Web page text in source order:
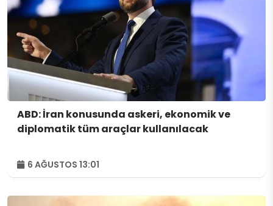
ABD: İran konusunda askeri, ekonomik ve
diplomatik tüm araçlar kullanılacak
6 AĞUSTOS 13:01